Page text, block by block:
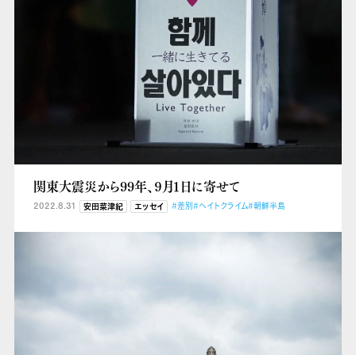
関東大震災から99年、９月１日に寄せて
2022.8.31 安田菜津紀 エッセイ #差別#ヘイトクライム#朝鮮半島